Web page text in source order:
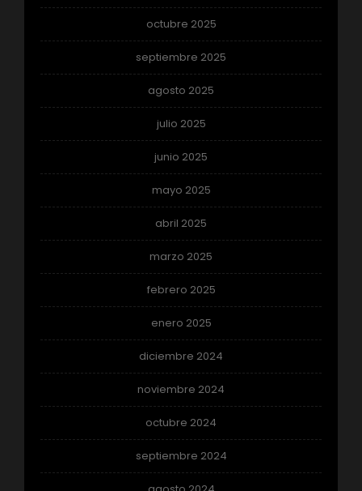
octubre 2025
septiembre 2025
agosto 2025
julio 2025
junio 2025
mayo 2025
abril 2025
marzo 2025
febrero 2025
enero 2025
diciembre 2024
noviembre 2024
octubre 2024
septiembre 2024